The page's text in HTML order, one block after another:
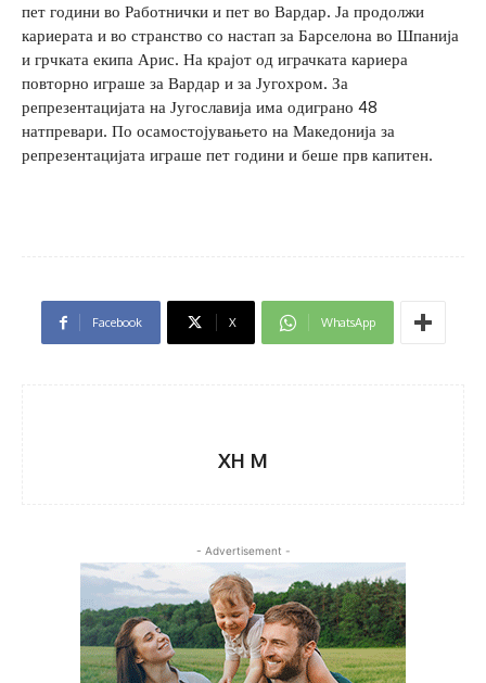
пет години во Работнички и пет во Вардар. Ја продолжи
кариерата и во странство со настап за Барселона во Шпанија
и грчката екипа Арис. На крајот од играчката кариера
повторно играше за Вардар и за Југохром. За
репрезентацијата на Југославија има одиграно 48
натпревари. По осамостојувањето на Македонија за
репрезентацијата играше пет години и беше прв капитен.
Facebook X WhatsApp
XH M
- Advertisement -